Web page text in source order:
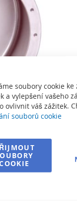
soubory cookie
a vylepšení vašeho
ovlivnit váš zážitek.
souborů cookie